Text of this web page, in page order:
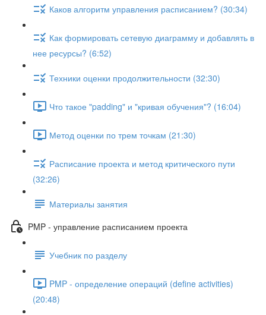
Каков алгоритм управления расписанием? (30:34)
Как формировать сетевую диаграмму и добавлять в
нее ресурсы? (6:52)
Техники оценки продолжительности (32:30)
Что такое "padding" и "кривая обучения"? (16:04)
Метод оценки по трем точкам (21:30)
Расписание проекта и метод критического пути
(32:26)
Материалы занятия
PMP - управление расписанием проекта
Учебник по разделу
PMP - определение операций (define activities)
(20:48)